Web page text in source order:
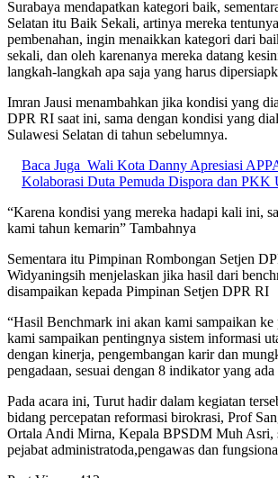
Surabaya mendapatkan kategori baik,
Selatan itu Baik Sekali, artinya mereka
pembenahan, ingin menaikkan kategori dari
sekali, dan oleh karenanya mereka datang
langkah-langkah apa saja yang harus
Imran Jausi menambahkan jika kondisi yang
DPR RI saat ini, sama dengan kondisi yang
Sulawesi Selatan di tahun sebelumnya.
Baca Juga Wali Kota Danny Apresiasi
Kolaborasi Duta Pemuda Dispora dan PKK
“Karena kondisi yang mereka hadapi kali ini,
kami tahun kemarin” Tambahnya
Sementara itu Pimpinan Rombongan Setjen
Widyaningsih menjelaskan jika hasil dari
disampaikan kepada Pimpinan Setjen DPR RI
“Hasil Benchmark ini akan kami sampaikan ke
kami sampaikan pentingnya sistem informasi
dengan kinerja, pengembangan karir dan
pengadaan, sesuai dengan 8 indikator yang
Pada acara ini, Turut hadir dalam kegiatan
bidang percepatan reformasi birokrasi, Prof
Ortala Andi Mirna, Kepala BPSDM Muh Asri,
pejabat administratoda,pengawas dan